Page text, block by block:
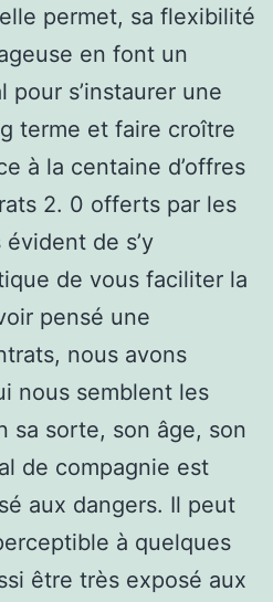
permet, sa flexibilité
en font un
pour s’instaurer une
terme et faire croître
à la centaine d’offres
2. 0 offerts par les
de s’y
de vous faciliter la
pensé une
nous avons
nous semblent les
sa sorte, son âge, son
de compagnie est
aux dangers. Il peut
à quelques
être très exposé aux